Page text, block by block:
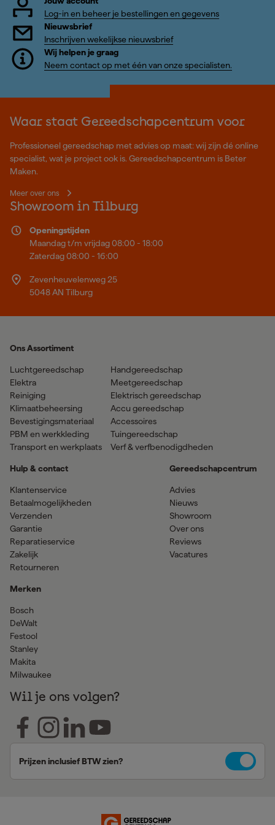
Log-in en beheer je bestellingen en gegevens
Nieuwsbrief
Inschrijven wekelijkse nieuwsbrief
Wij helpen je graag
Neem contact op met één van onze specialisten.
Waar staat Gereedschapcentrum voor
Professioneel gereedschap met advies op maat: wij zijn dé online
specialist, wat je project ook is. Gereedschapcentrum is Beter
Maken.
Meer over ons
Showroom in Tilburg
Openingstijden
Maandag t/m vrijdag 08:00 - 18:00
Zaterdag 08:00 - 16:00
Zevenheuvelenweg 25
5048 AN Tilburg
Ons Assortiment
Luchtgereedschap
Elektra
Reiniging
Klimaatbeheersing
Bevestigingsmateriaal
PBM en werkkleding
Transport en werkplaats
Handgereedschap
Meetgereedschap
Elektrisch gereedschap
Accu gereedschap
Accessoires
Tuingereedschap
Verf & verfbenodigdheden
Hulp & contact
Klantenservice
Betaalmogelijkheden
Verzenden
Garantie
Reparatieservice
Zakelijk
Retourneren
Merken
Bosch
DeWalt
Festool
Stanley
Makita
Milwaukee
Gereedschapcentrum
Advies
Nieuws
Showroom
Over ons
Reviews
Vacatures
Wil je ons volgen?
Prijzen inclusief BTW zien?